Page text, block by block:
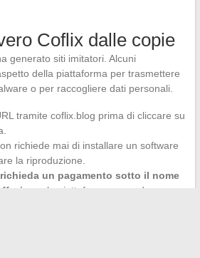
Coflix dalle copie
generato siti imitatori. Alcuni
della piattaforma per trasmettere
o per raccogliere dati personali.
tramite coflix.blog prima di cliccare su
richiede mai di installare un software
la riproduzione.
un pagamento sotto il nome
, la piattaforma essendo